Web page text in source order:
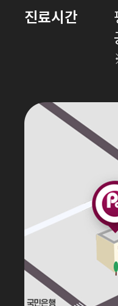
진료시간